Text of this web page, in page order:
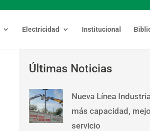
Electricidad Institucional
Últimas Noticias
Nueva Línea
más capacidad,
servicio